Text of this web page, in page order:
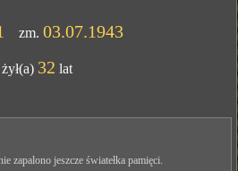
zm. 03.07.1943
żył(a) 32 lat
zapalono jeszcze światełka pamięci.